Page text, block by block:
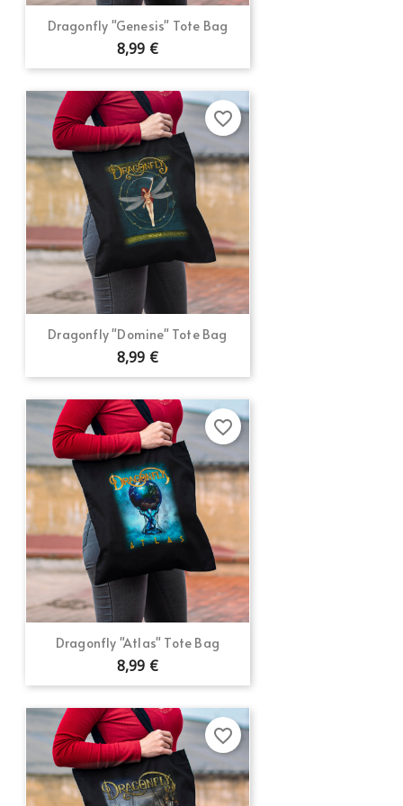
Dragonfly "Genesis" Tote Bag
8,99 €
Dragonfly "Domine" Tote Bag
8,99 €
favorite_border
Dragonfly "Atlas" Tote Bag
8,99 €
favorite_border
favorite_border